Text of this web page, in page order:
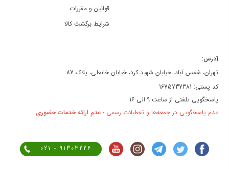
قوانین و مقررات
شرایط برگشت کالا
آدرس:
تهران، شمس آباد، خیابان شهید کرد، خیابان خانعلی، پلاک 87
کد پستی: 1675737381
پاسخگویی تلفنی از ساعت 9 الی 16
عدم پاسخگویی در جمعه‌ها و تعطیلات رسمی -عدم ارائه خدمات حضوری
021 - 91303226